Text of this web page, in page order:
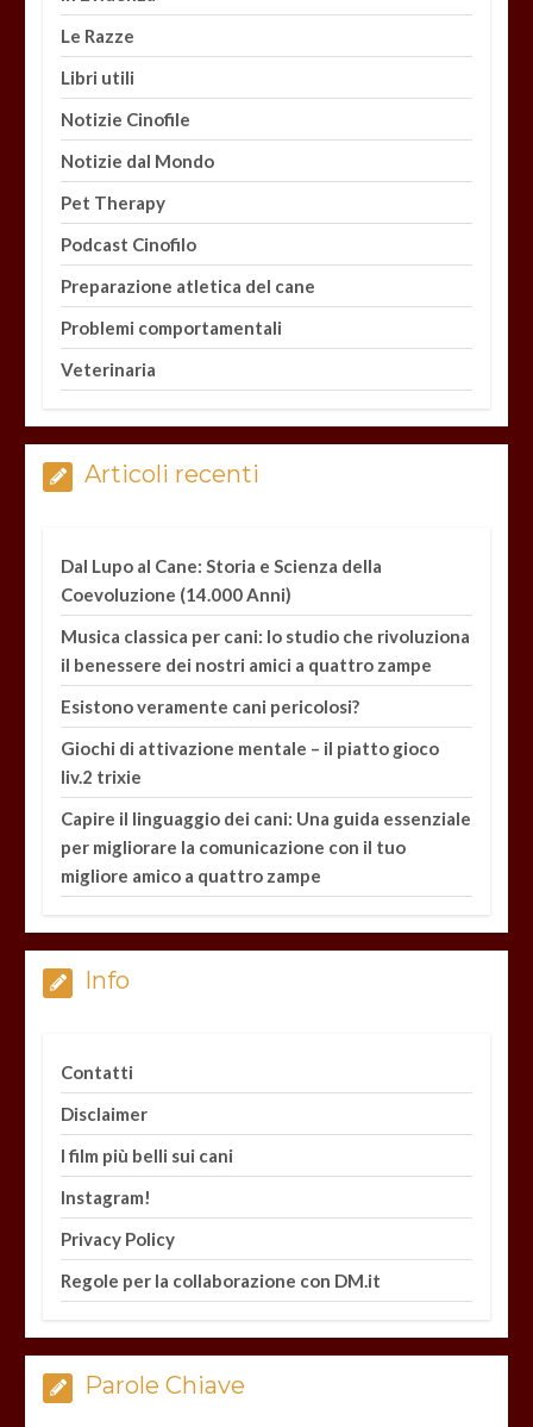
Le Razze
Libri utili
Notizie Cinofile
Notizie dal Mondo
Pet Therapy
Podcast Cinofilo
Preparazione atletica del cane
Problemi comportamentali
Veterinaria
Articoli recenti
Dal Lupo al Cane: Storia e Scienza della
Coevoluzione (14.000 Anni)
Musica classica per cani: lo studio che rivoluziona
il benessere dei nostri amici a quattro zampe
Esistono veramente cani pericolosi?
Giochi di attivazione mentale – il piatto gioco
liv.2 trixie
Capire il linguaggio dei cani: Una guida essenziale
per migliorare la comunicazione con il tuo
migliore amico a quattro zampe
Info
Contatti
Disclaimer
I film più belli sui cani
Instagram!
Privacy Policy
Regole per la collaborazione con DM.it
Parole Chiave